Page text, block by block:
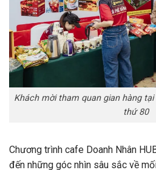
Khách mời tham quan gian hàng
thứ 80
Chương trình cafe Doanh Nhân
đến những góc nhìn sâu sắc về